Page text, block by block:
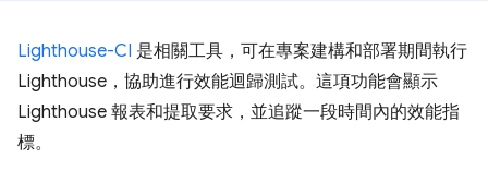
Lighthouse-CI 是相關工具，可在專案建構和部署期間執行
Lighthouse，協助進行效能迴歸測試。這項功能會顯示
Lighthouse 報表和提取要求，並追蹤一段時間內的效能指
標。